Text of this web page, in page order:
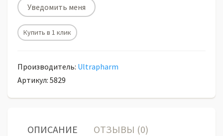
Уведомить меня
Купить в 1 клик
Производитель: Ultrapharm
Артикул: 5829
ОПИСАНИЕ ОТЗЫВЫ (0)